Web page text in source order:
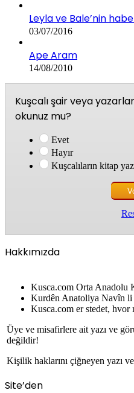
Leyla ve Bale’nin
03/07/2016
Ape Aram
14/08/2010
Kuşcalı şair veya
okunuz mu?
Evet
Hayır
Kuşcalıların kitap
Hakkımızda
Kusca.com Orta Anadolu
Kurdên Anatoliya Navîn li
Kusca.com er stedet, hvor
Üye ve misafirlere ait yazı ve
değildir!
Kişilik haklarını çiğneyen yazı
Site’den